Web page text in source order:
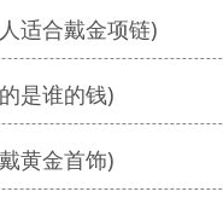
适合戴金项链)
是谁的钱)
黄金首饰)